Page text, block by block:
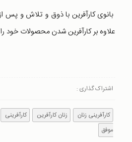
بانوی کارآفرین با ذوق و تلاش و پس
علاوه بر کارآفرین شدن محصولات خود
اشتراک گذاری :
کارآفرینی زنان زنان کارآفرین کارآفرینی
موفق